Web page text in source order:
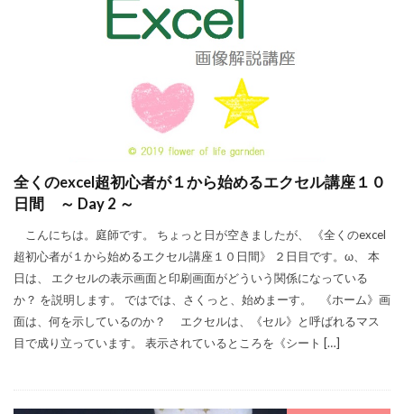
全くのexcel超初心者が１から始めるエクセル講座１０
日間 ～ Day 2 ～
こんにちは。庭師です。 ちょっと日が空きましたが、 《全くのexcel
超初心者が１から始めるエクセル講座１０日間》 ２日目です。ω、 本
日は、 エクセルの表示画面と印刷画面がどういう関係になっている
か？ を説明します。 ではでは、さくっと、始めまーす。 《ホーム》画
面は、何を示しているのか？ エクセルは、《セル》と呼ばれるマス
目で成り立っています。 表示されているところを《シート […]